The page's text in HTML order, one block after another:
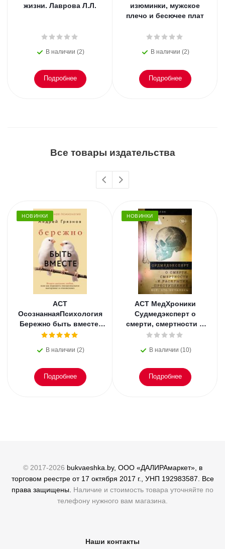
жизни. Лаврова Л.Л.
В наличии (2)
Подробнее
изюминки, мужское
плечо и бесючее плат
В наличии (2)
Подробнее
Все товары издательства
НОВИНКИ
АСТ
ОсознаннаяПсихология
Бережно быть вместе.
Второе дыхание любви,
эмоциональное
В наличии (2)
Подробнее
НОВИНКИ
АСТ МедХроники
Судмедэксперт о
смерти, смертности и
раскрытии
осталось. Блэк
В наличии (10)
Подробнее
© 2017-2026 bukvaeshka.by, ООО «ДАЛИРАмаркет», в
торговом реестре от 17 октября 2017 г., УНП 192983587. Все
права защищены. Наличие и стоимость товара уточняйте по
телефону нужного вам магазина.
Наши контакты